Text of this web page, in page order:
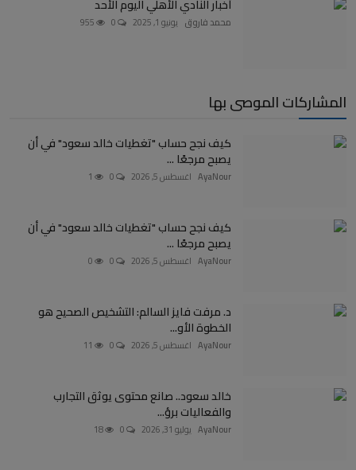
أخبار النادي الأهلي اليوم الأحد
محمد فاروق يونيو 1, 2025
المشاركات الموصى بها
كيف نجح حساب "تغطيات خالد سعود" في أن
يصبح مرجعًا ...
AyaNour اغسطس 5, 2026
كيف نجح حساب "تغطيات خالد سعود" في أن
يصبح مرجعًا ...
AyaNour اغسطس 5, 2026
د. مرفت فايز السالم: التشخيص الصحيح هو
الخطوة الأو...
AyaNour اغسطس 5, 2026
خالد سعود.. صانع محتوى يوثق التجارب
والفعاليات برؤ...
AyaNour يوليو 31, 2026